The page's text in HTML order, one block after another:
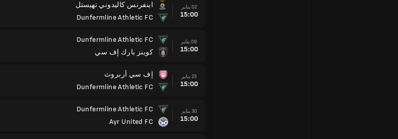
02 يناير
15:00
اينفرنس كاليدوني تهيستل
Dunfermline Athletic FC
09 يناير
15:00
Dunfermline Athletic FC
كوينز بارك إف سي
23 يناير
15:00
إف سي أربروث
Dunfermline Athletic FC
30 يناير
15:00
Dunfermline Athletic FC
Ayr United FC